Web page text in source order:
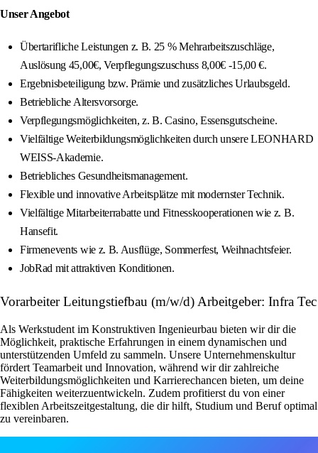
Unser Angebot
Übertarifliche Leistungen z. B. 25 % Mehrarbeitszuschläge,
Auslösung 45,00€, Verpflegungszuschuss 8,00€ -15,00 €.
Ergebnisbeteiligung bzw. Prämie und zusätzliches Urlaubsgeld.
Betriebliche Altersvorsorge.
Verpflegungsmöglichkeiten, z. B. Casino, Essensgutscheine.
Vielfältige Weiterbildungsmöglichkeiten durch unsere LEONHARD
WEISS-Akademie.
Betriebliches Gesundheitsmanagement.
Flexible und innovative Arbeitsplätze mit modernster Technik.
Vielfältige Mitarbeiterrabatte und Fitnesskooperationen wie z. B.
Hansefit.
Firmenevents wie z. B. Ausflüge, Sommerfest, Weihnachtsfeier.
JobRad mit attraktiven Konditionen.
Vorarbeiter Leitungstiefbau (m/w/d) Arbeitgeber: Infra Tec
Als Werkstudent im Konstruktiven Ingenieurbau bieten wir dir die
Möglichkeit, praktische Erfahrungen in einem dynamischen und
unterstützenden Umfeld zu sammeln. Unsere Unternehmenskultur
fördert Teamarbeit und Innovation, während wir dir zahlreiche
Weiterbildungsmöglichkeiten und Karrierechancen bieten, um deine
Fähigkeiten weiterzuentwickeln. Zudem profitierst du von einer
flexiblen Arbeitszeitgestaltung, die dir hilft, Studium und Beruf optimal
zu vereinbaren.